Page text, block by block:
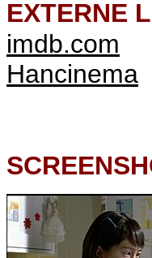
EXTERNE
imdb.com
Hancinema